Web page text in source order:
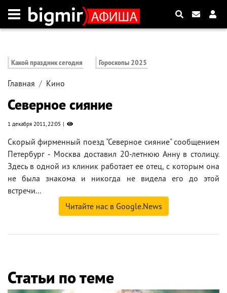
Какой праздник сегодня Гороскопы 2025
Главная Кино
Северное сияние
1 декабря 2011, 22:05
Скорый фирменный поезд "Северное сияние" сообщением
Петербург - Москва доставил 20-летнюю Анну в столицу.
Здесь в одной из клиник работает ее отец, с которым она
не была знакома и никогда не видела его до этой
встречи...
Читайте нас в Google.News
Статьи по теме